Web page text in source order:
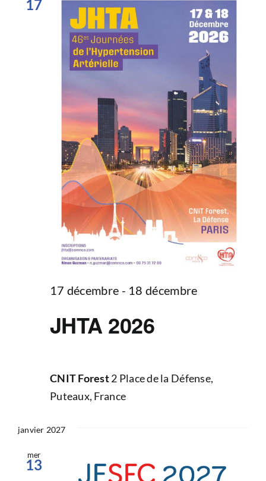
17
JHTA 2026
17 décembre - 18 décembre
CNIT Forest2 Place de la Défense,
Puteaux, France
janvier 2027
mer
13